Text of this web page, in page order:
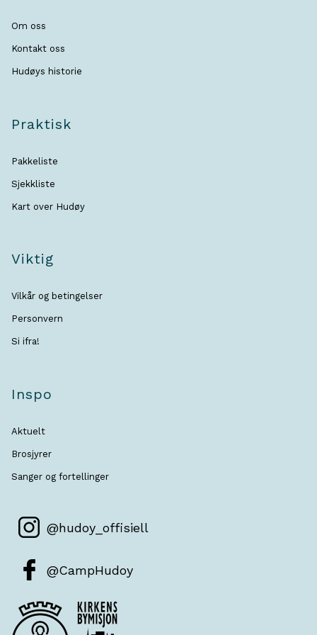
Om oss
Kontakt oss
Hudøys historie
Praktisk
Pakkeliste
Sjekkliste
Kart over Hudøy
Viktig
Vilkår og betingelser
Personvern
Si ifra!
Inspo
Aktuelt
Brosjyrer
Sanger og fortellinger
@hudoy_offisiell
@CampHudoy